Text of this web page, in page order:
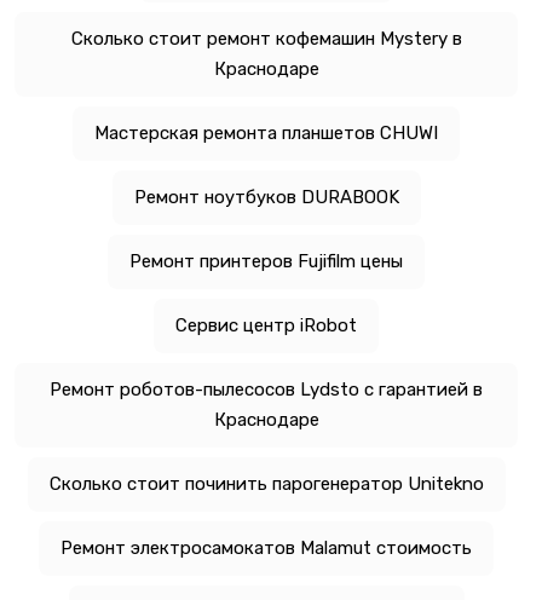
Сколько стоит ремонт кофемашин Mystery в
Краснодаре
Мастерская ремонта планшетов CHUWI
Ремонт ноутбуков DURABOOK
Ремонт принтеров Fujifilm цены
Сервис центр iRobot
Ремонт роботов-пылесосов Lydsto с гарантией в
Краснодаре
Сколько стоит починить парогенератор Unitekno
Ремонт электросамокатов Malamut стоимость